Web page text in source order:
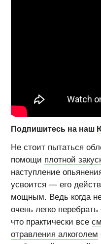
Подпишитесь на наш
Не стоит пытаться
помощи плотной
наступление
усвоится — его
мощным. Ведь когда
очень легко
что практически все
отравления алкоголем